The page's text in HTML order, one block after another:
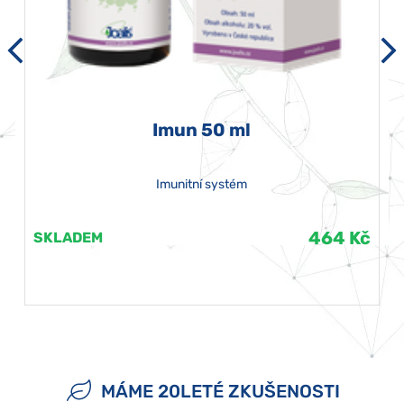
Imun 50 ml
Imunitní systém
SKLADEM 464 Kč
MÁME 20LETÉ ZKUŠENOSTI